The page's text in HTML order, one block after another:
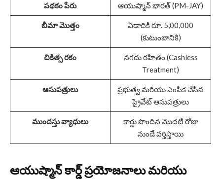
పథకం పేరు ఆయుష్మాన్ భారత్ (PM-JAY)
బీమా మొత్తం
ఏడాదికి రూ. 5,00,000
(కుటుంబానికి)
చికిత్స రకం
నగదు రహితం (Cashless
Treatment)
ఆసుపత్రులు
ప్రభుత్వ మరియు ఎంపిక చేసిన
ప్రైవేట్ ఆసుపత్రులు
ముందస్తు వ్యాధులు
కార్డు పొందిన మొదటి రోజు
నుండే వర్తిస్తాయి
ఆయుష్మాన్ కార్డ్ ప్రయోజనాలు మరియు